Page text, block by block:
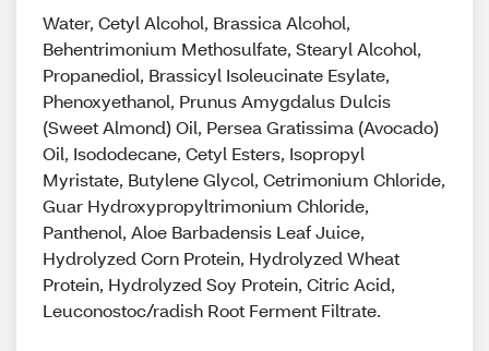
Water, Cetyl Alcohol, Brassica Alcohol,
Behentrimonium Methosulfate, Stearyl Alcohol,
Propanediol, Brassicyl Isoleucinate Esylate,
Phenoxyethanol, Prunus Amygdalus Dulcis
(Sweet Almond) Oil, Persea Gratissima (Avocado)
Oil, Isododecane, Cetyl Esters, Isopropyl
Myristate, Butylene Glycol, Cetrimonium Chloride,
Guar Hydroxypropyltrimonium Chloride,
Panthenol, Aloe Barbadensis Leaf Juice,
Hydrolyzed Corn Protein, Hydrolyzed Wheat
Protein, Hydrolyzed Soy Protein, Citric Acid,
Leuconostoc/radish Root Ferment Filtrate.